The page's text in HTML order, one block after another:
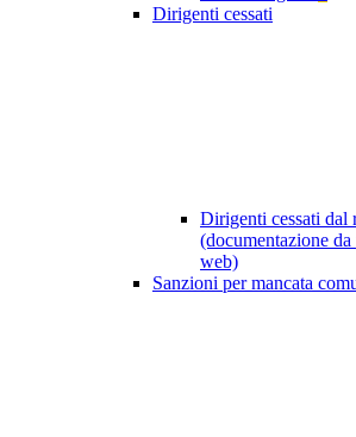
Dirigenti cessati
Dirigenti cessati dal
(documentazione
web)
Sanzioni per mancata